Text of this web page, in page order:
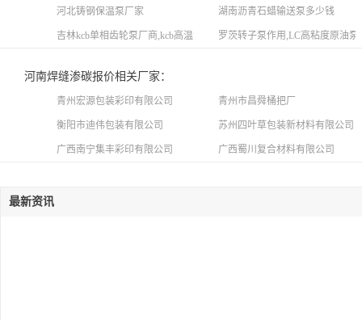
河北铸钢保温泵厂家 湖南沥青石蜡输送泵多少钱
吉林kcb单相齿轮泵厂商,kcb高温齿轮泵公司罗茨转子泵作用,LC高粘度原油泵
河南焊缝渗碳报价相关厂家：
青州宏源包装彩印有限公司 青州市昌舜桶把厂
衡阳市迪伟包装有限公司 苏州四叶草包装新材料有限公司
广西南宁集丰彩印有限公司 广西蜀川复合材料有限公司
最新资讯